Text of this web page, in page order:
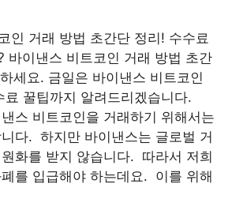
인 거래 방법 초간단 정리! 수수료
바이낸스 비트코인 거래 방법 초간
세요. 금일은 바이낸스 비트코인
료 꿀팁까지 알려드리겠습니다.
스 비트코인을 거래하기 위해서는
다. ​ 하지만 바이낸스는 글로벌 거
화를 받지 않습니다. ​ 따라서 저희
를 입급해야 하는데요. ​ 이를 위해